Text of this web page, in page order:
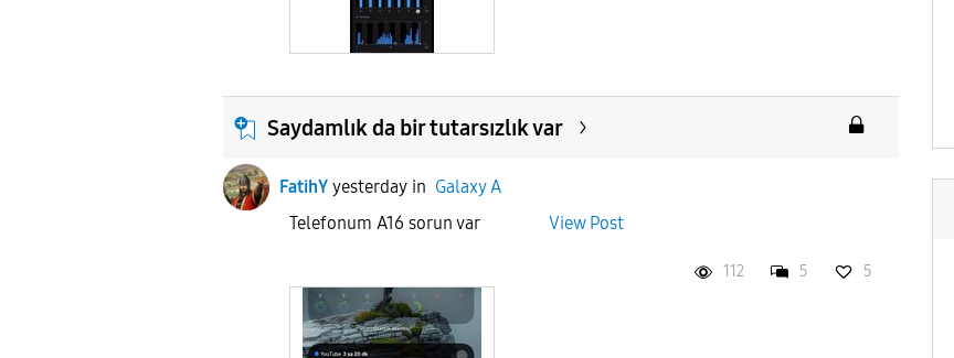
Saydamlık da bir tutarsızlık var
FatihY yesterday in Galaxy A
Telefonum A16 sorun var View Post
112 5 5